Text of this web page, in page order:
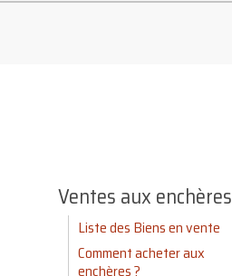
Ventes aux enchères
Liste des Biens en vente
Comment acheter aux
enchères ?